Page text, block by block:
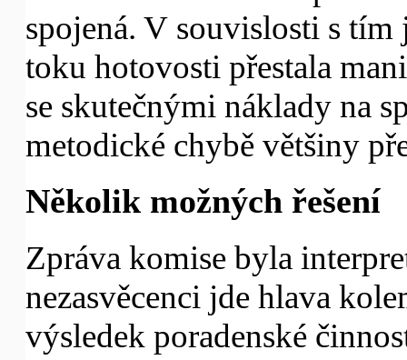
spojená. V souvislosti s tím
toku hotovosti přestala
se skutečnými náklady na
metodické chybě většiny
Několik možných řešení
Zpráva komise byla
nezasvěcenci jde hlava
výsledek poradenské